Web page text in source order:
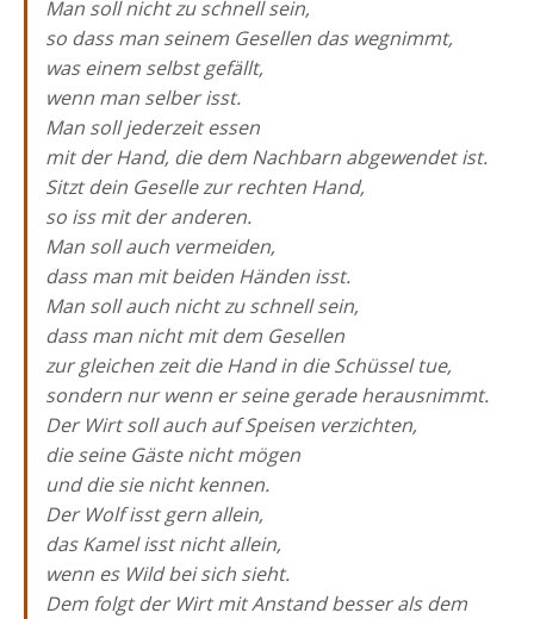
Man soll nicht zu schnell sein,
so dass man seinem Gesellen das wegnimmt,
was einem selbst gefällt,
wenn man selber isst.
Man soll jederzeit essen
mit der Hand, die dem Nachbarn abgewendet ist.
Sitzt dein Geselle zur rechten Hand,
so iss mit der anderen.
Man soll auch vermeiden,
dass man mit beiden Händen isst.
Man soll auch nicht zu schnell sein,
dass man nicht mit dem Gesellen
zur gleichen zeit die Hand in die Schüssel tue,
sondern nur wenn er seine gerade herausnimmt.
Der Wirt soll auch auf Speisen verzichten,
die seine Gäste nicht mögen
und die sie nicht kennen.
Der Wolf isst gern allein,
das Kamel isst nicht allein,
wenn es Wild bei sich sieht.
Dem folgt der Wirt mit Anstand besser als dem